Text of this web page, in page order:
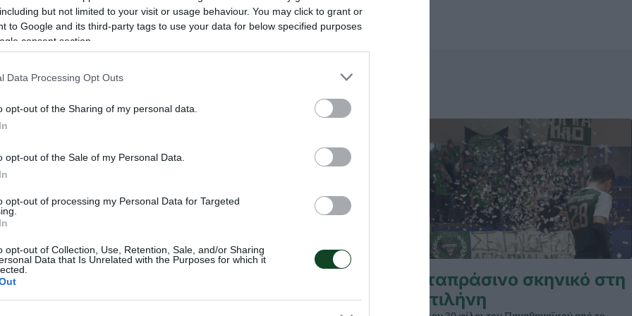
but not limited to your visit or usage behaviour. You may click to grant or
to Google and its third-party tags to use your data for below specified purposes
consent section.
Data Processing Opt Outs
opt-out of the Sharing of my personal data.
opt-out of the Sale of my Personal Data.
opt-out of processing my Personal Data for Targeted
opt-out of Collection, Use, Retention, Sale, and/or Sharing
Data that Is Unrelated with the Purposes for which it
στο
Μυτιλήνη
Καταπράσινο σκηνικό στη
Μυτιλήνη